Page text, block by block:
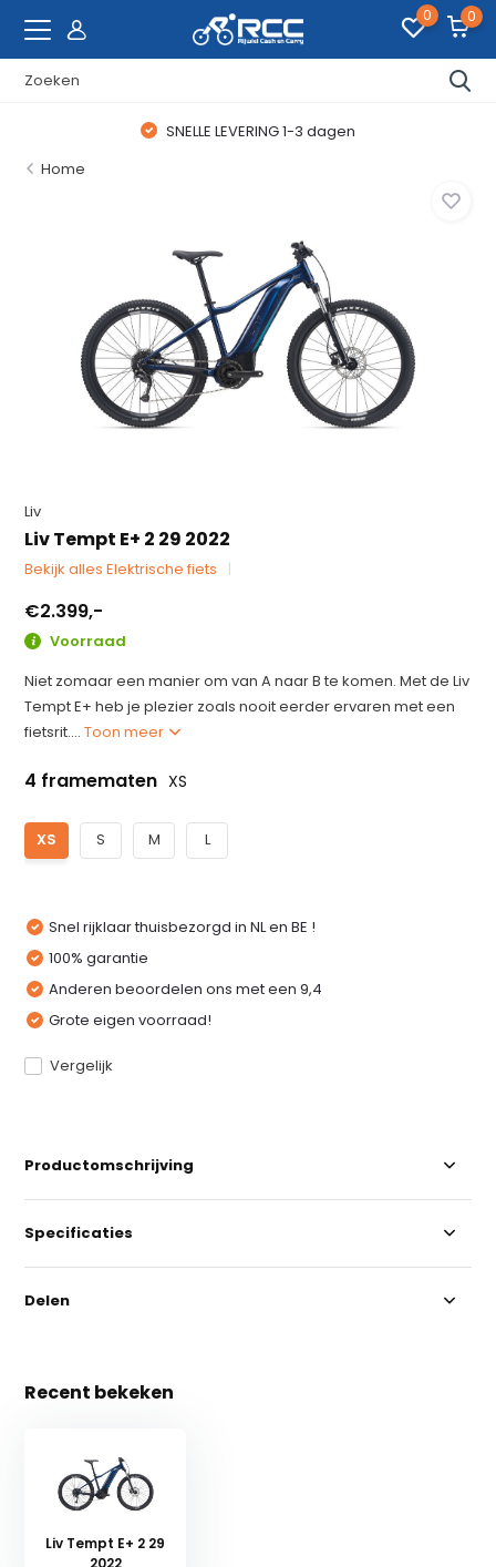
0 0
SNELLE LEVERING 1-3 dagen
Home
Liv
Liv Tempt E+ 2 29 2022
Bekijk alles Elektrische fiets
€2.399,-
Voorraad
Niet zomaar een manier om van A naar B te komen. Met de Liv
Tempt E+ heb je plezier zoals nooit eerder ervaren met een
fietsrit....Toon meer
4 framematen XS
XS S M L
Snel rijklaar thuisbezorgd in NL en BE !
100% garantie
Anderen beoordelen ons met een 9,4
Grote eigen voorraad!
Vergelijk
Productomschrijving
Specificaties
Delen
Recent bekeken
Liv Tempt E+ 2 29
2022